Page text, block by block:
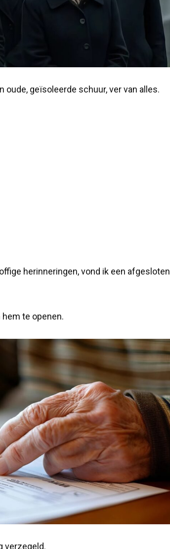
oude, geïsoleerde schuur, ver van alles.
herinneringen, vond ik een afgesloten
hem te openen.
verzegeld.